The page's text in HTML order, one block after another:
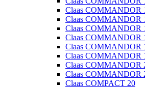
Claas COMMANDOR
Claas COMMANDOR
Claas COMMANDOR
Claas COMMANDOR
Claas COMMANDOR
Claas COMMANDOR
Claas COMMANDOR
Claas COMMANDOR
Claas COMPACT 20